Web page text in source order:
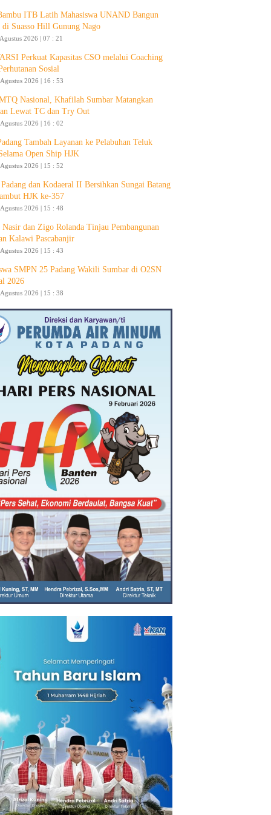
ITB Latih Mahasiswa UNAND Bangun
di Suasso Hill Gunung Nago
2026 | 07 : 21
Perkuat Kapasitas CSO melalui Coaching
Sosial
2026 | 16 : 53
Nasional, Khafilah Sumbar Matangkan
Lewat TC dan Try Out
2026 | 16 : 02
Tambah Layanan ke Pelabuhan Teluk
Open Ship HJK
2026 | 15 : 52
dan Kodaeral II Bersihkan Sungai Batang
HJK ke-357
2026 | 15 : 48
Nasir dan Zigo Rolanda Tinjau Pembangunan
Kalawi Pascabanjir
2026 | 15 : 43
SMPN 25 Padang Wakili Sumbar di O2SN
2026
2026 | 15 : 38